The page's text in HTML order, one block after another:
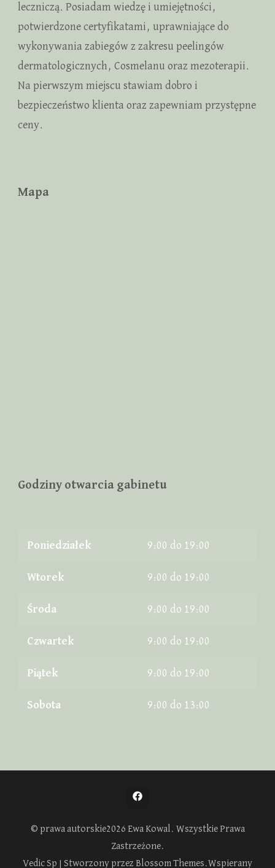
leczniczą. Posiadam wiedzę i umiejętności,
potwierdzone certyfikatami, uprawniające do
wykonywania zabiegów z zakresu peelingów
dermatologicznych, Cosmelanu oraz mezoterapii.
Na pierwszym miejscu stawiam dobro i
bezpieczeństwo klienta oraz zapewniam przystępne
ceny.
Mapa
Godziny otwarcia gabinetu
Poniedziałek 9:00 do 19:00
Wtorek 9:00 do 19:00
Środa 9:00 do 19:00
Czwartek 9:00 do 19:00
Piątek 9:00 do 19:00
Sobota 9:00 do 13:00
© prawa autorskie2026 Ewa Kowal. Wszystkie Prawa
Zastrzeżone.
Vedic Sp | Stworzony przez Blossom Themes.Wspierany